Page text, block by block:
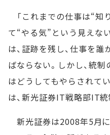
「これまでの仕事は“知
て“やる気”という見えな
は、証跡を残し、仕事を
ばならない。しかし、統
はどうしてもやらされて
は、新光証券IT戦略部IT
新光証券は2008年5月